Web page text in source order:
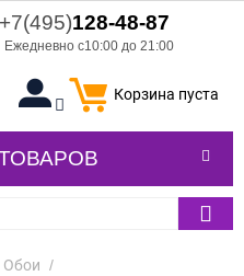
+7(495)128-48-87
Ежедневно с10:00 до 21:00
Корзина пуста
Обои /